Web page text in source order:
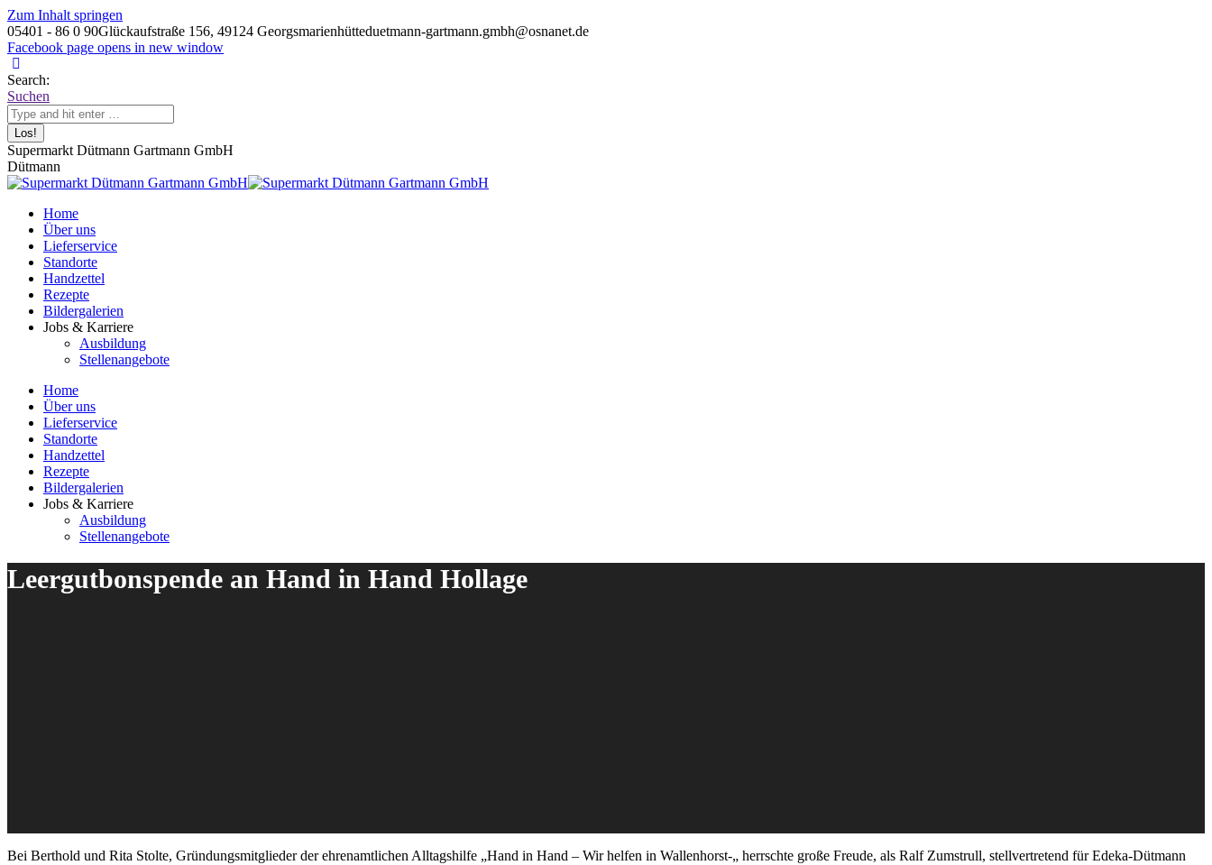
Zum Inhalt springen
05401 - 86 0 90Glückaufstraße 156, 49124 Georgsmarienhütteduetmann-gartmann.gmbh@osnanet.de
Facebook page opens in new window
Search:
Suchen
Supermarkt Dütmann Gartmann GmbH
Dütmann
Home
Über uns
Lieferservice
Standorte
Handzettel
Rezepte
Bildergalerien
Jobs & Karriere
Ausbildung
Stellenangebote
Home
Über uns
Lieferservice
Standorte
Handzettel
Rezepte
Bildergalerien
Jobs & Karriere
Ausbildung
Stellenangebote
Leergutbonspende an Hand in Hand Hollage
Bei Berthold und Rita Stolte, Gründungsmitglieder der ehrenamtlichen Alltagshilfe „Hand in Hand – Wir helfen in Wallenhorst-„ herrschte große Freude, als Ralf Zumstrull, stellvertretend für Edeka-Dütmann